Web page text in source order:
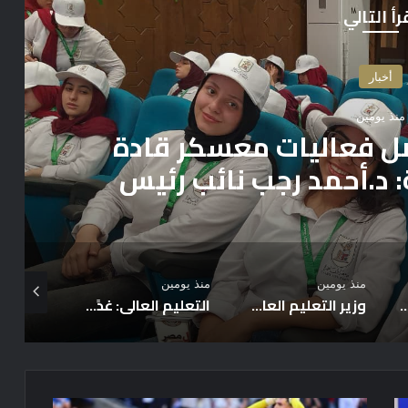
التالي
أخبار
منذ يومين
المستقبل”.. جامعة
المركزي للتنظيم
الجدارات والوظيفة
منذ يومين
التعليم العالي: غدًا الخميس الساعة السابعة مساءً آخر موعد للتسجيل لاختبارات القدرات… ولن يتم مد فترة التسجيل
منذ يومين
التعليم العالي: انطلاق أعمال المرحلة الأولى للتنسيق الإلكتروني للقبول بالجامعات الحكومية والمعاهد للعام الجامعي 2026/2027
منذ يومين